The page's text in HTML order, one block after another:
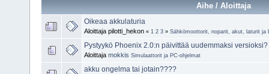
Aihe / Aloittaja
Oikeaa akkulaturia
Aloittaja pilotti_hekon « 1 2 3 » Sähkömoottorit, noparit, akut, laturit ja
Pystyykö Phoenix 2.0:n päivittää uudemmaksi versioksi?
Aloittaja mokkis Simulaattorit ja PC-ohjelmat
akku ongelma tai jotain????